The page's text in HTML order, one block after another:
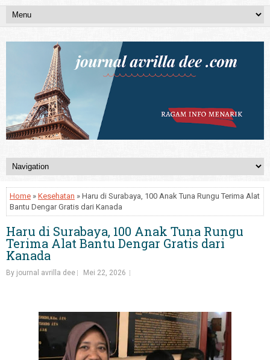
Home » Kesehatan » Haru di Surabaya, 100 Anak Tuna Rungu Terima Alat
Bantu Dengar Gratis dari Kanada
Haru di Surabaya, 100 Anak Tuna Rungu
Terima Alat Bantu Dengar Gratis dari
Kanada
By journal avrilla dee Mei 22, 2026